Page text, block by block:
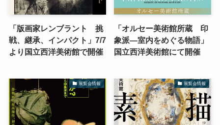
「版画家レンブラント 挑
戦、継承、インパクト」7/7
より国立西洋美術館で開催
「オルセー美術館所蔵 印
象派―室内をめぐる物語」
国立西洋美術館にて開催
展覧会情報 展覧会情報